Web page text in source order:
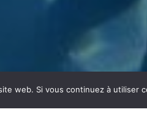
web. Si vous continuez à utiliser